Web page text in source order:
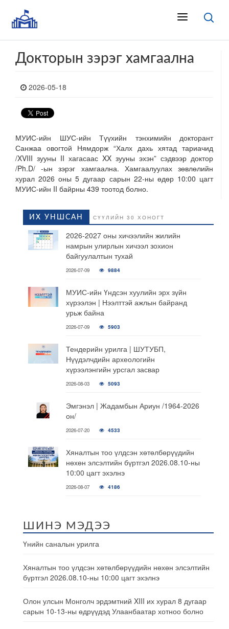
Докторын зэрэг хамгаална
2026-05-18
МУИС-ийн ШУС-ийн Түүхийн тэнхимийн докторант
Санжаа овогтой Нямдорж “Халх дахь хятад тариачид
/XVIII зууны II хагасаас XX зууны эхэн” сэдвээр доктор
/Ph.D/ -ын зэрэг хамгаална. Хамгаалуулах зөвлөлийн
хурал 2026 оны 5 дугаар сарын 22-ны өдөр 10:00 цагт
МУИС-ийн II байрны 439 тоотод болно.
ИХ УНШСАН СҮҮЛИЙН 30 ХОНОГТ
2026-2027 оны хичээлийн жилийн
намрын улирлын хичээл зохион
байгуулалтын тухай
2026-07-09 9884
МУИС-ийн Үндсэн хуулийн эрх зүйн
хүрээлэн | Нээлттэй ажлын байранд
урьж байна
2026-07-09 5903
Тендерийн урилга | ШУТУБП,
Нүүдэлчдийн археологийн
хүрээлэнгийн урсгал засвар
2026-08-03 5093
Эмгэнэл | Жадамбын Ариун /1964-2026
он/
2026-07-20 4533
Хяналтын тоо үлдсэн хөтөлбөрүүдийн
нөхөн элсэлтийн бүртгэл 2026.08.10-ны
10:00 цагт эхэлнэ
2026-08-07 4186
ШИНЭ МЭДЭЭ
Үнийн саналын урилга
Хяналтын тоо үлдсэн хөтөлбөрүүдийн нөхөн элсэлтийн
бүртгэл 2026.08.10-ны 10:00 цагт эхэлнэ
Олон улсын Монголч эрдэмтний XIII их хурал 8 дугаар
сарын 10-13-ны өдрүүдэд Улаанбаатар хотноо болно